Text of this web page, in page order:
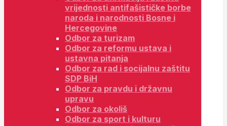
vrijednosti antifašističke borbe
naroda i narodnosti Bosne i
Hercegovine
Odbor za turizam
Odbor za reformu ustava i
ustavna pitanja
Odbor za rad i socijalnu zaštitu
SDP BiH
Odbor za pravdu i državnu
upravu
Odbor za okoliš
Odbor za sport i kulturu